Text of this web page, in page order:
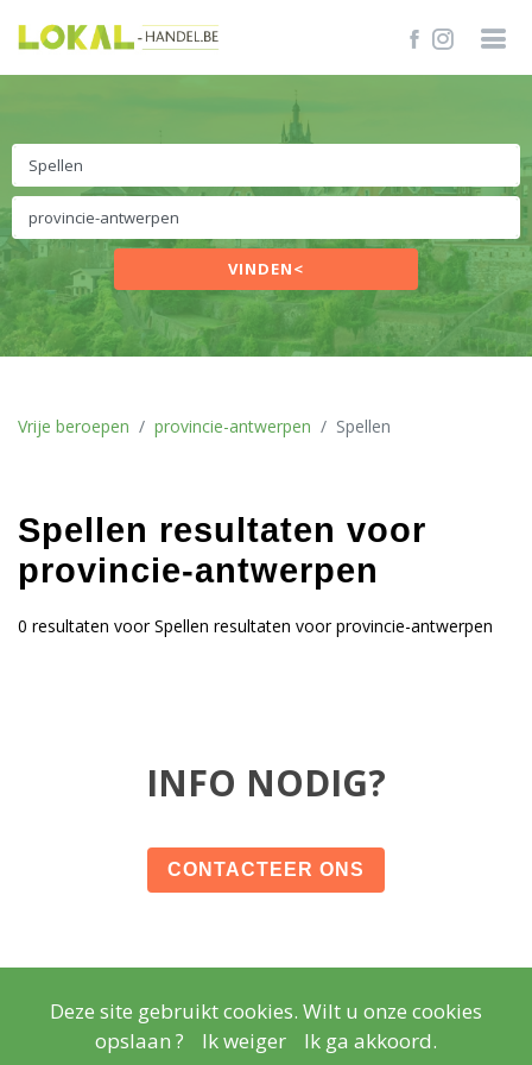
VINDEN<
Vrije beroepen provincie-antwerpen Spellen
Spellen resultaten voor
provincie-antwerpen
0 resultaten voor Spellen resultaten voor provincie-antwerpen
INFO NODIG?
CONTACTEER ONS
© CopyrightWettelijke vermeldingen - Copyright2026
RealisatieLisara Agency
Deze site gebruikt cookies. Wilt u onze cookies
opslaan ?
Ik weiger Ik ga akkoord.